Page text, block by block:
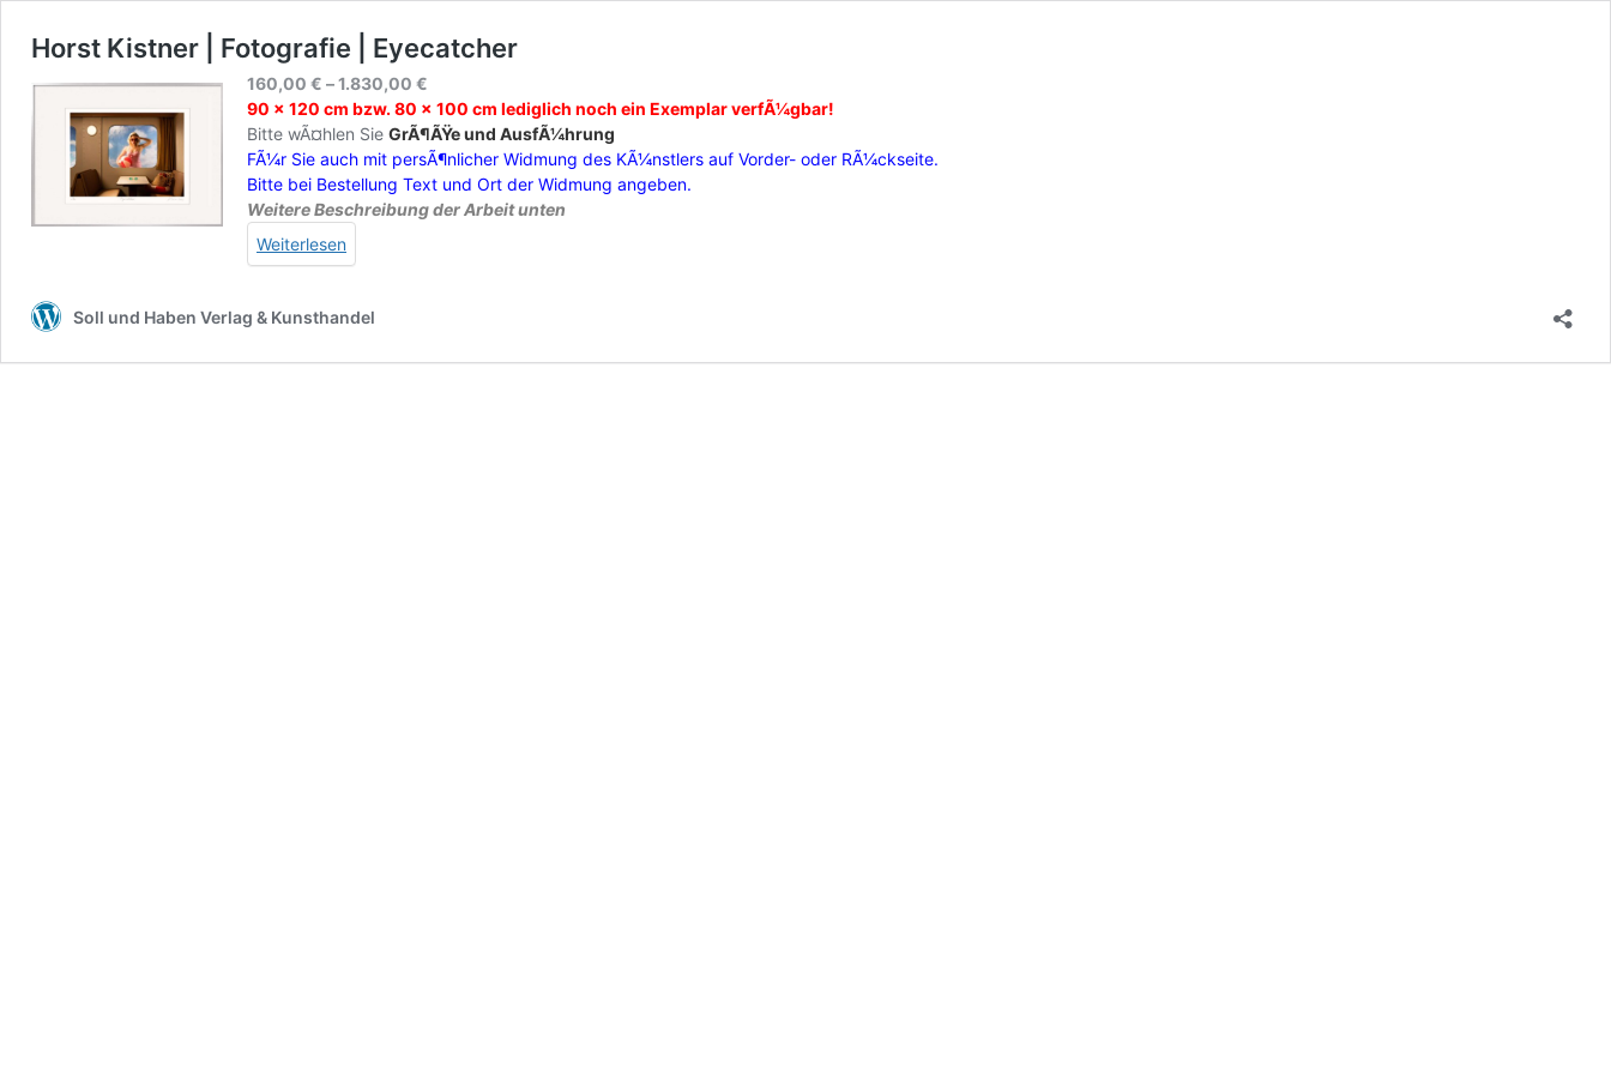
Horst Kistner | Fotografie | Eyecatcher
160,00 € –1.830,00 €
90 x 120 cm bzw. 80 x 100 cm lediglich noch ein Exemplar verfÃ¼gbar!
Bitte wÃ¤hlen Sie GrÃ¶ÃŸe und AusfÃ¼hrung
FÃ¼r Sie auch mit persÃ¶nlicher Widmung des KÃ¼nstlers auf Vorder- oder RÃ¼ckseite.
Bitte bei Bestellung Text und Ort der Widmung angeben.
Weitere Beschreibung der Arbeit unten
Weiterlesen
Soll und Haben Verlag & Kunsthandel